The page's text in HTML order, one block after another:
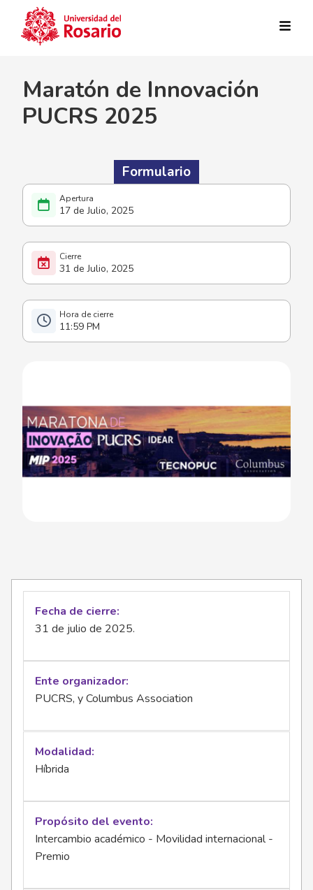
17 de Julio, 2025
31 de Julio, 2025
11:59 PM
Maratón de Innovación
PUCRS 2025
Formulario
Fecha de cierre
31 de julio de 2025.
Ente organizador
PUCRS, y Columbus Association
Modalidad
Híbrida
Propósito del evento
Intercambio académico - Movilidad internacional -
Premio